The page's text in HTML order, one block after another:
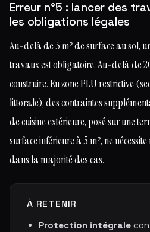
Erreur n°5 : lancer des
les obligations légales
Au-delà de 5 m² de surface au sol,
travaux est obligatoire. Au-delà de
construire. En zone PLU restrictive
littorale), des contraintes
de cuisine extérieure, posé sur une
surface inférieure à 5 m², ne
dans la majorité des cas.
À RETENIR
Protection intégrale